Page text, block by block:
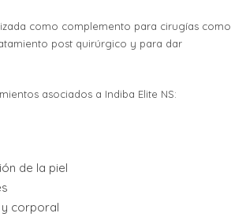
como complemento para cirugías como
post quirúrgico y para dar
asociados a Indiba Elite NS:
de la piel
corporal